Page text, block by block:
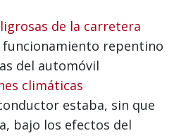
de la carretera
funcionamiento repentino
del automóvil
climáticas
estaba, sin que
bajo los efectos del